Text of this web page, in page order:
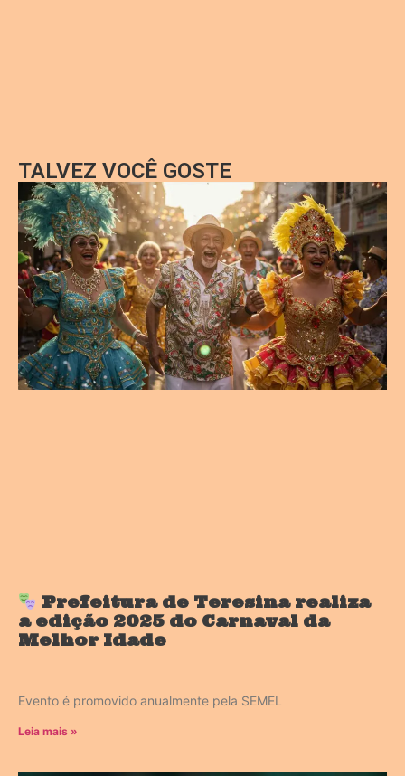
TALVEZ VOCÊ GOSTE
Prefeitura de Teresina realiza
a edição 2025 do Carnaval da
Melhor Idade
Evento é promovido anualmente pela SEMEL
Leia mais »